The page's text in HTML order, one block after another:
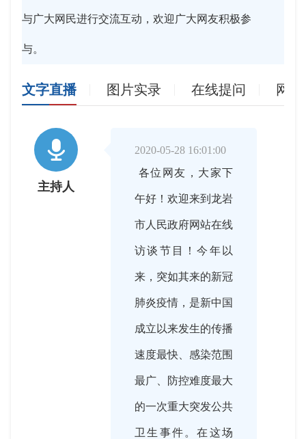
与广大网民进行交流互动，欢迎广大网友积极参
与。
文字直播 图片实录 在线提问 网

主持人
2020-05-28 16:01:00
各位网友，大家下
午好！欢迎来到龙岩
市人民政府网站在线
访谈节目！今年以
来，突如其来的新冠
肺炎疫情，是新中国
成立以来发生的传播
速度最快、感染范围
最广、防控难度最大
的一次重大突发公共
卫生事件。在这场